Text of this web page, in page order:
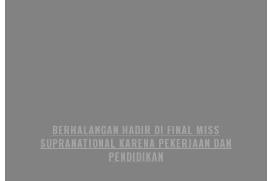
BERHALANGAN HADIR DI FINAL MISS
SUPRANATIONAL KARENA PEKERJAAN DAN
PENDIDIKAN